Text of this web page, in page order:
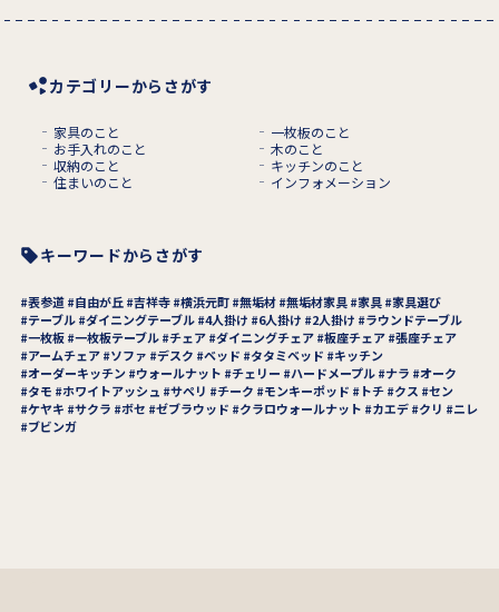
カテゴリーからさがす
家具のこと
一枚板のこと
お手入れのこと
木のこと
収納のこと
キッチンのこと
住まいのこと
インフォメーション
キーワードからさがす
表参道 自由が丘 吉祥寺 横浜元町 無垢材 無垢材家具 家具
家具選び
テーブル ダイニングテーブル 4人掛け 6人掛け 2人掛け
ラウンドテーブル
一枚板 一枚板テーブル チェア ダイニングチェア 板座チェア 張座チェア
アームチェア
ソファ デスク ベッド タタミベッド
キッチン
オーダーキッチン
ウォールナット チェリー ハードメープル ナラ
オーク
タモ
ホワイトアッシュ サペリ チーク モンキーポッド トチ クス
セン
ケヤキ
サクラ ボセ ゼブラウッド クラロウォールナット カエデ クリ
ニレ
ブビンガ